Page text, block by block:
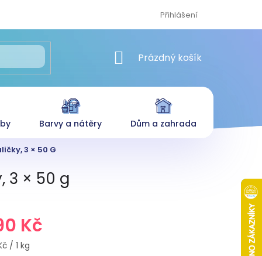
Přihlášení
NÁKUPNÍ KOŠÍK
Prázdný košík
Barvy a nátěry Dům a zahrada
3 × 50 G
3 × 50 g
Kč
/ 1 kg